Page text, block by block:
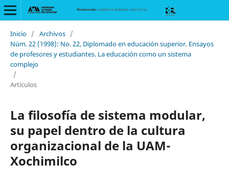
Inicio / Archivos /
Núm. 22 (1998): No. 22, Diplomado en educación superior. Ensayos
de profesores y estudiantes. La educación como un sistema
complejo
/
Artículos
La filosofía de sistema modular,
su papel dentro de la cultura
organizacional de la UAM-
Xochimilco